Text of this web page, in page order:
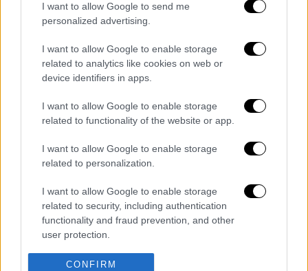
I want to allow Google to send me
personalized advertising.
I want to allow Google to enable storage
related to analytics like cookies on web or
device identifiers in apps.
I want to allow Google to enable storage
related to functionality of the website or app.
I want to allow Google to enable storage
related to personalization.
I want to allow Google to enable storage
related to security, including authentication
functionality and fraud prevention, and other
user protection.
CONFIRM
Χόλιγουντ: Η απάνθρωπη μητέρα της
Νάταλι Γουντ, ο απαίσιος Φρανκ Σινάτρα,
η δολοφόνος κόρη της Λάνα Τέρνερ
Τέλη κυκλοφορίας: Αντίστροφη μέτρηση
για την ανάρτηση - Πότε πληρώνονται,
ποιοι εξαιρούνται
Διαλεκτική: Από τον Σωκράτη έως τον
έγινε viral μέσα σε λίγες ώρες;
Sean Penn
Διαβάστε ακόμη
Το φθινοπωρινό σχέδιο Ανδρουλάκη: Η
αντεπίθεση του ΠΑΣΟΚ από την κοινωνία
έως τη ΔΕΘ